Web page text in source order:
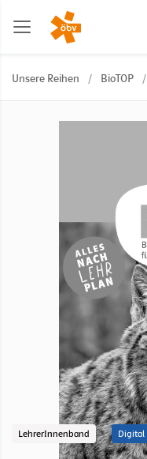
Unsere Reihen / BioTOP /
LehrerInnenband Digital